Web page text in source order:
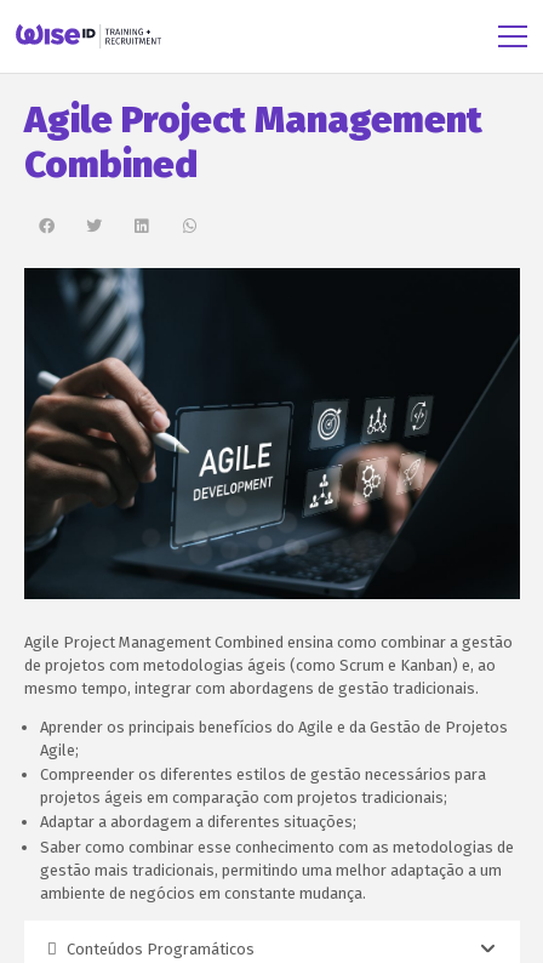
Agile Project Management
Combined
Agile Project Management Combined ensina como combinar a gestão
de projetos com metodologias ágeis (como Scrum e Kanban) e, ao
mesmo tempo, integrar com abordagens de gestão tradicionais.
Aprender os principais benefícios do Agile e da Gestão de Projetos
Agile;
Compreender os diferentes estilos de gestão necessários para
projetos ágeis em comparação com projetos tradicionais;
Adaptar a abordagem a diferentes situações;
Saber como combinar esse conhecimento com as metodologias de
gestão mais tradicionais, permitindo uma melhor adaptação a um
ambiente de negócios em constante mudança.
Conteúdos Programáticos